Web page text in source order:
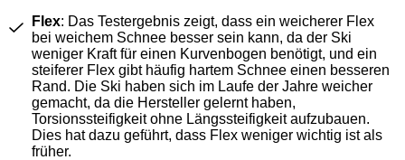
Flex: Das Testergebnis zeigt, dass ein weicherer Flex
bei weichem Schnee besser sein kann, da der Ski
weniger Kraft für einen Kurvenbogen benötigt, und ein
steiferer Flex gibt häufig hartem Schnee einen besseren
Rand. Die Ski haben sich im Laufe der Jahre weicher
gemacht, da die Hersteller gelernt haben,
Torsionssteifigkeit ohne Längssteifigkeit aufzubauen.
Dies hat dazu geführt, dass Flex weniger wichtig ist als
früher.